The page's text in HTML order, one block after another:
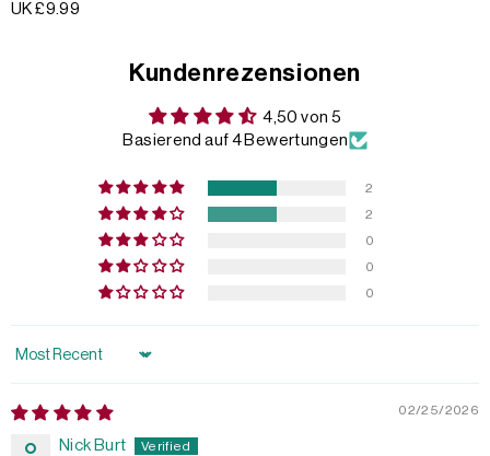
UK £9.99
Kundenrezensionen
4,50 von 5
Basierend auf 4 Bewertungen
2
2
0
0
0
Sort by
02/25/2026
Nick Burt